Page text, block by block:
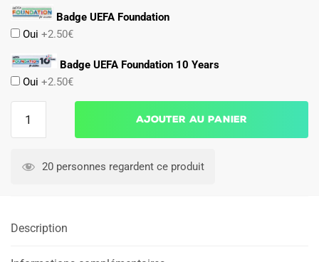
Badge UEFA Foundation
Oui +2.50€
Badge UEFA Foundation 10 Years
Oui +2.50€
Atletico
2025
Ajouter au panier
20 personnes regardent ce produit
Description